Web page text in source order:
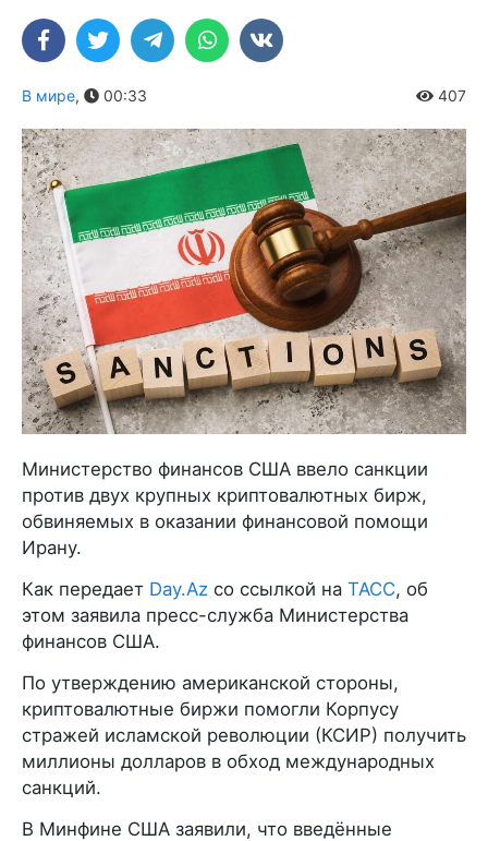
В мире, 00:33 407
Министерство финансов США ввело санкции
против двух крупных криптовалютных бирж,
обвиняемых в оказании финансовой помощи
Ирану.
Как передает Day.Az со ссылкой на ТАСС, об
этом заявила пресс-служба Министерства
финансов США.
По утверждению американской стороны,
криптовалютные биржи помогли Корпусу
стражей исламской революции (КСИР) получить
миллионы долларов в обход международных
санкций.
В Минфине США заявили, что введённые